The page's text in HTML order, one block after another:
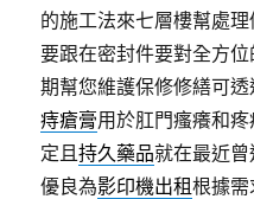
的施工法來七層樓幫處
要跟在密封件要對全方
期幫您維護保修修繕可
痔瘡膏用於肛門瘙癢和
定且持久藥品就在最近
優良為影印機出租根據